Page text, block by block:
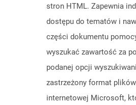
stron HTML. Zapewnia
dostępu do tematów i
części dokumentu
wyszukać zawartość za
podanej opcji
zastrzeżony format
internetowej Microsoft,